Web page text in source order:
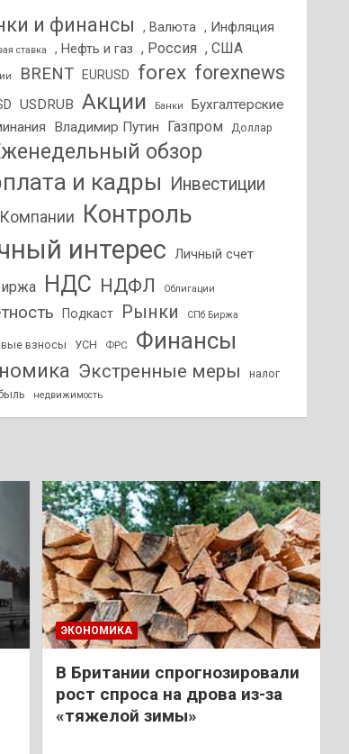
и финансы , Валюта , Инфляция
ставка , Нефть и газ , Россия , США
BRENT EURUSD forex forexnews
USDRUB Акции Банки
Бухгалтерские
Владимир Путин Газпром Доллар
обзор
и кадры Инвестиции
Компании Контроль
интерес Личный счет
НДС НДФЛ Облигации
Подкаст Рынки СПб Биржа
взносы УСН ФРС Финансы
Экстренные меры
налог
недвижимость
ЭКОНОМИКА
В Британии спрогнозировали
рост спроса на дрова из-за
«тяжелой зимы»